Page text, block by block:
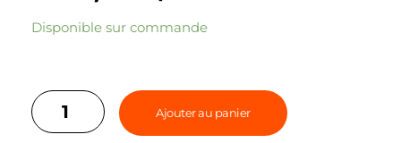
Disponible sur commande
Ajouter au panier